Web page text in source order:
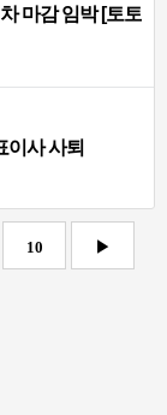
마감 임박 [토토
이사 사퇴
10 ▶